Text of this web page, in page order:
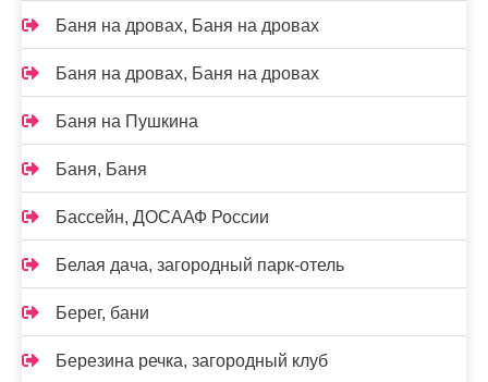
Баня на дровах, Баня на дровах
Баня на дровах, Баня на дровах
Баня на Пушкина
Баня, Баня
Бассейн, ДОСААФ России
Белая дача, загородный парк-отель
Берег, бани
Березина речка, загородный клуб